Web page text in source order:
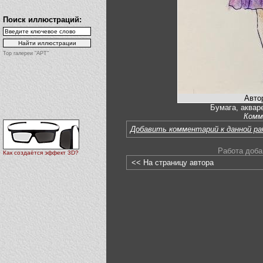
Поиск иллюстраций:
Top галереи "АРТ"
Как создаётся эффект 3D?
Бумага,
Добавить комментарий к данной
Работа
<< На страницу автора